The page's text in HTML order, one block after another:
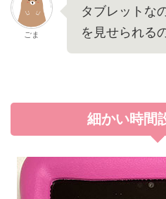
ごま
タブレットな
を見せられる
細かい時間